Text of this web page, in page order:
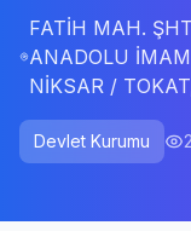
İletişim
FATİH MAH.
ANADOLU
NİKSAR /
Devlet Kurumu